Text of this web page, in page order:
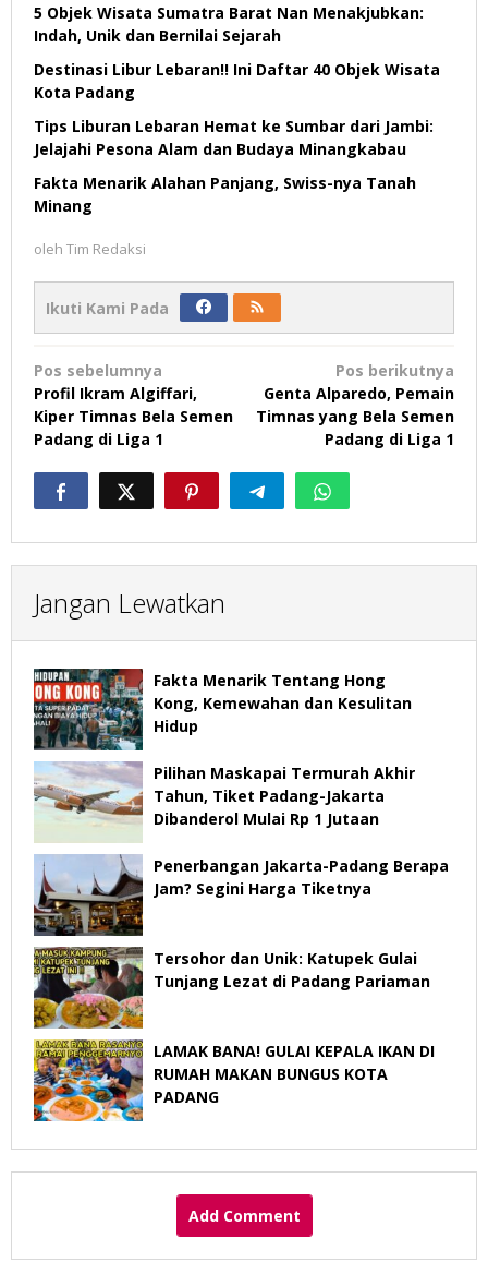
5 Objek Wisata Sumatra Barat Nan Menakjubkan:
Indah, Unik dan Bernilai Sejarah
Destinasi Libur Lebaran!! Ini Daftar 40 Objek Wisata
Kota Padang
Tips Liburan Lebaran Hemat ke Sumbar dari Jambi:
Jelajahi Pesona Alam dan Budaya Minangkabau
Fakta Menarik Alahan Panjang, Swiss-nya Tanah
Minang
oleh Tim Redaksi
Ikuti Kami Pada
Navigasi
pos
Pos sebelumnya
Profil Ikram Algiffari,
Kiper Timnas Bela Semen
Padang di Liga 1
Pos berikutnya
Genta Alparedo, Pemain
Timnas yang Bela Semen
Padang di Liga 1
Jangan Lewatkan
Fakta Menarik Tentang Hong
Kong, Kemewahan dan Kesulitan
Hidup
Pilihan Maskapai Termurah Akhir
Tahun, Tiket Padang-Jakarta
Dibanderol Mulai Rp 1 Jutaan
Penerbangan Jakarta-Padang Berapa
Jam? Segini Harga Tiketnya
Tersohor dan Unik: Katupek Gulai
Tunjang Lezat di Padang Pariaman
LAMAK BANA! GULAI KEPALA IKAN DI
RUMAH MAKAN BUNGUS KOTA
PADANG
Add Comment